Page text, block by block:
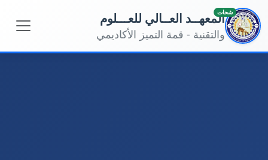
شحاتالمعهــد العــالي للعـــلوم
والتقنية - قمة التميز الأكاديمي